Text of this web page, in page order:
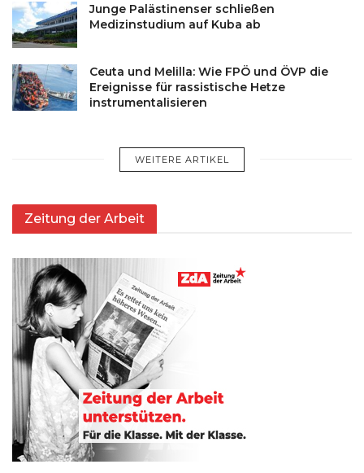
Junge Palästinenser schließen
Medizinstudium auf Kuba ab
Ceuta und Melilla: Wie FPÖ und ÖVP die
Ereignisse für rassistische Hetze
instrumentalisieren
WEITERE ARTIKEL
Zeitung der Arbeit